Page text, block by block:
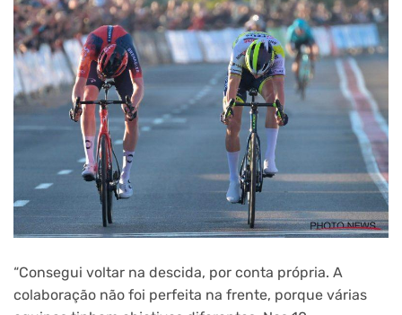
“Consegui voltar na descida, por conta própria. A
colaboração não foi perfeita na frente, porque várias